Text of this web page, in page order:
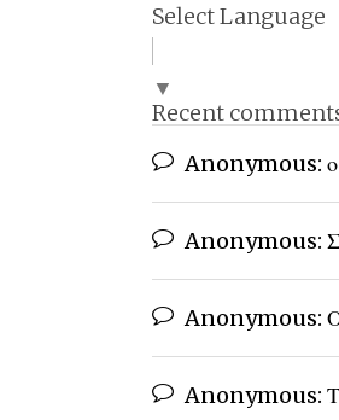
Select Language
▼
Recent
Anonymous:
Anonymous:
Anonymous:
Anonymous: